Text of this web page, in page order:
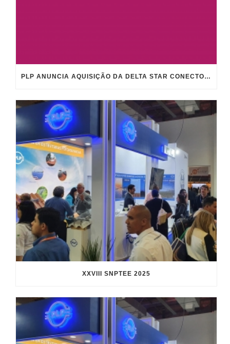
PLP ANUNCIA AQUISIÇÃO DA DELTA STAR CONECTORES ELÉTRICOS E REFORÇA ESTRATÉGIA DE CRESCIMENTO GLOBAL
XXVIII SNPTEE 2025